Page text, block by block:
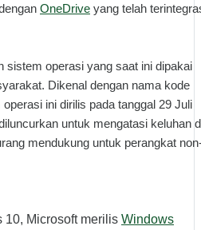
OneDrive yang telah
sistem operasi yang saat ini dipakai
Dikenal dengan nama kode
operasi ini dirilis pada tanggal 29 Juli
untuk mengatasi keluhan
mendukung untuk perangkat
10, Microsoft merilis Windows